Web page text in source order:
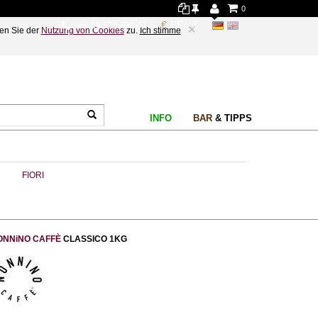
Sie der Nutzung von Cookieszu. Ich stimme ×
0
+49 89 578 689 61
BAR& TIPPS
INFO
FIORI
CAFFÈ CLASSICO 1KG